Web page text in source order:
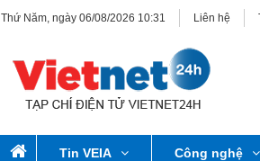
Thứ Năm, ngày 06/08/2026 10:31 Liên hệ
Tin VEIA Công nghệ